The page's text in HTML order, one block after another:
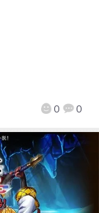
0 0